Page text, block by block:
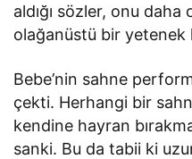
aldığı sözler, onu daha
olağanüstü bir yetenek
Bebe’nin sahne
çekti. Herhangi bir
kendine hayran
sanki. Bu da tabii ki